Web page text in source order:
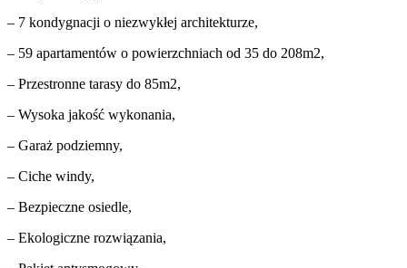
– 7 kondygnacji o niezwykłej architekturze,
– 59 apartamentów o powierzchniach od 35 do 208m2,
– Przestronne tarasy do 85m2,
– Wysoka jakość wykonania,
– Garaż podziemny,
– Ciche windy,
– Bezpieczne osiedle,
– Ekologiczne rozwiązania,